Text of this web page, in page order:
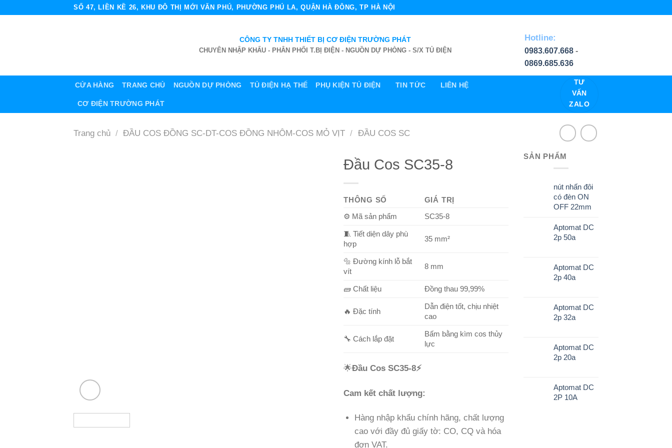
SỐ 47, LIỀN KỀ 26, KHU ĐÔ THỊ MỚI VĂN PHÚ, PHƯỜNG PHÚ LA, QUẬN HÀ ĐÔNG, TP HÀ NỘI
CÔNG TY TNHH THIẾT BỊ CƠ ĐIỆN TRƯỜNG PHÁT
CHUYÊN NHẬP KHẨU - PHÂN PHỐI T.BỊ ĐIỆN - NGUỒN DỰ PHÒNG - S/X TỦ ĐIỆN
Hotline:
0983.607.668-
0869.685.636
CỬA HÀNG TRANG CHỦ NGUỒN DỰ PHÒNG TỦ ĐIỆN HẠ THẾ PHỤ KIỆN TỦ ĐIỆN TIN TỨC LIÊN HỆ
CƠ ĐIỆN TRƯỜNG PHÁT
TƯ
VẤN
ZALO
Trang chủ / ĐẦU COS ĐỒNG SC-DT-COS ĐỒNG NHÔM-COS MỎ VỊT / ĐẦU COS SC
Đầu Cos SC35-8
THÔNG SỐ
GIÁ TRỊ
⚙️ Mã sản phẩm
SC35-8
🧵 Tiết diện dây phù
hợp
35 mm²
🔩 Đường kính lỗ bắt
vít
8 mm
🧱 Chất liệu Đồng thau 99,99%
🔥 Đặc tính
Dẫn điện tốt, chịu nhiệt
cao
🔧 Cách lắp đặt
Bấm bằng kìm cos thủy
lực
🌟Đầu Cos SC35-8⚡
Cam kết chất lượng:
Hàng nhập khẩu chính hãng, chất lượng
cao với đầy đủ giấy tờ: CO, CQ và hóa
đơn VAT.
SẢN PHẨM
nút nhấn đôi
có đèn ON
OFF 22mm
Aptomat DC
2p 50a
Aptomat DC
2p 40a
Aptomat DC
2p 32a
Aptomat DC
2p 20a
Aptomat DC
2P 10A